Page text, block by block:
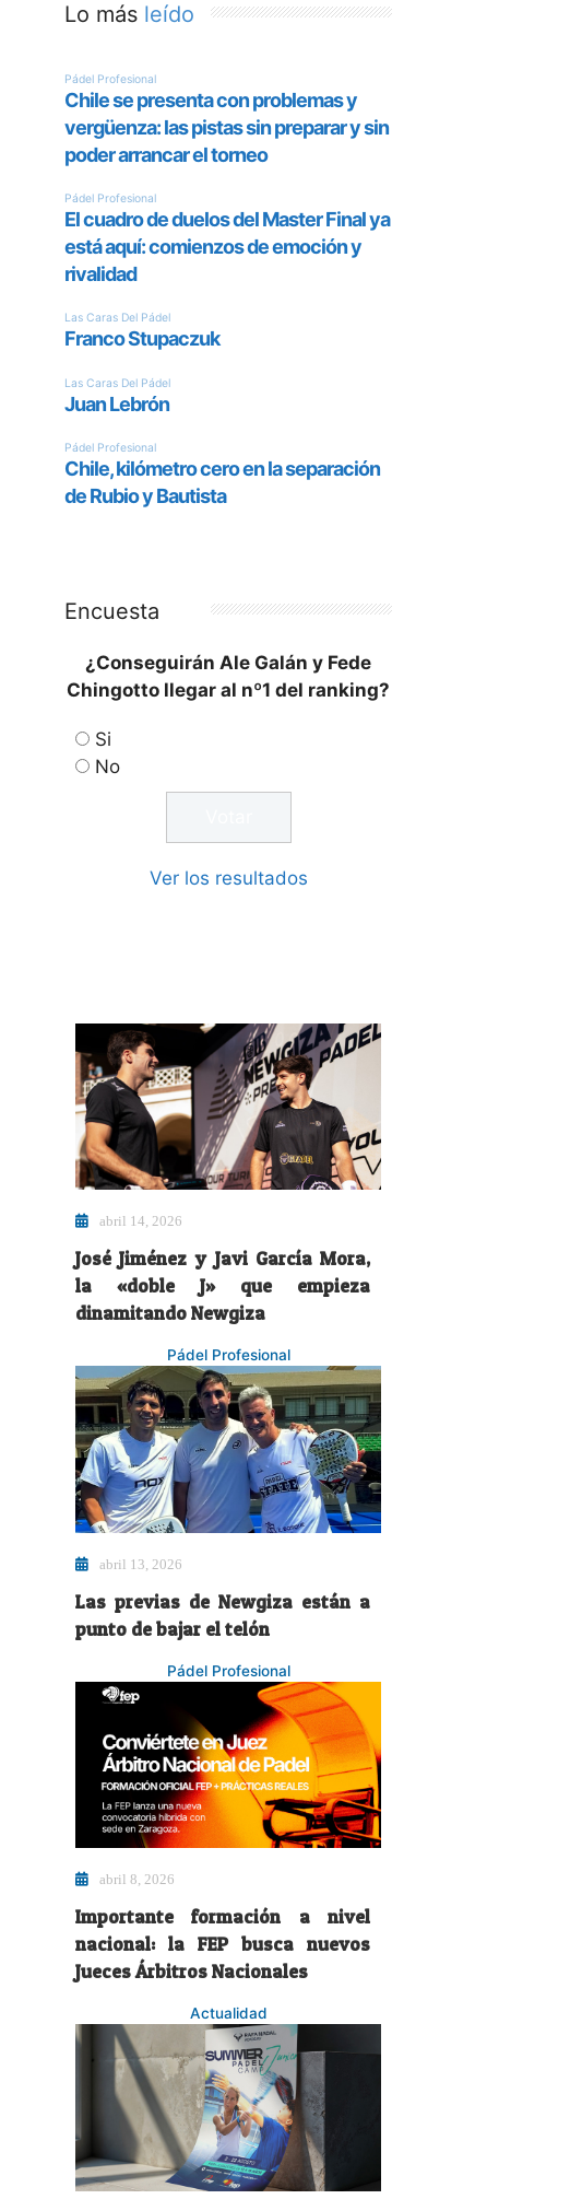
Lo más leído
Encuesta
¿Conseguirán Ale Galán y Fede
Chingotto llegar al nº1 del ranking?
Si
No
Ver los resultados
abril 14, 2026
José Jiménez y Javi García Mora,
la «doble J» que empieza
dinamitando Newgiza
Pádel Profesional
abril 13, 2026
Las previas de Newgiza están a
punto de bajar el telón
Pádel Profesional
abril 8, 2026
Importante formación a nivel
nacional: la FEP busca nuevos
Jueces Árbitros Nacionales
Actualidad